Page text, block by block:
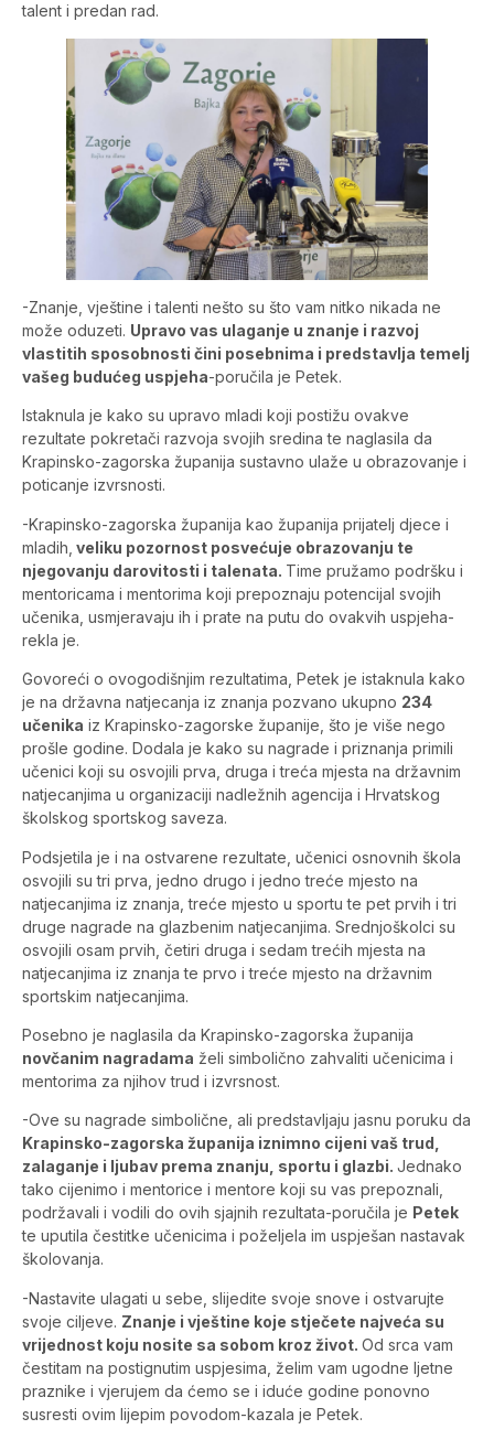
talent i predan rad.
-Znanje, vještine i talenti nešto su što vam nitko nikada ne
može oduzeti. Upravo vas ulaganje u znanje i razvoj
vlastitih sposobnosti čini posebnima i predstavlja temelj
vašeg budućeg uspjeha-poručila je Petek.
Istaknula je kako su upravo mladi koji postižu ovakve
rezultate pokretači razvoja svojih sredina te naglasila da
Krapinsko-zagorska županija sustavno ulaže u obrazovanje i
poticanje izvrsnosti.
-Krapinsko-zagorska županija kao županija prijatelj djece i
mladih, veliku pozornost posvećuje obrazovanju te
njegovanju darovitosti i talenata. Time pružamo podršku i
mentoricama i mentorima koji prepoznaju potencijal svojih
učenika, usmjeravaju ih i prate na putu do ovakvih uspjeha-
rekla je.
Govoreći o ovogodišnjim rezultatima, Petek je istaknula kako
je na državna natjecanja iz znanja pozvano ukupno 234
učenika iz Krapinsko-zagorske županije, što je više nego
prošle godine. Dodala je kako su nagrade i priznanja primili
učenici koji su osvojili prva, druga i treća mjesta na državnim
natjecanjima u organizaciji nadležnih agencija i Hrvatskog
školskog sportskog saveza.
Podsjetila je i na ostvarene rezultate, učenici osnovnih škola
osvojili su tri prva, jedno drugo i jedno treće mjesto na
natjecanjima iz znanja, treće mjesto u sportu te pet prvih i tri
druge nagrade na glazbenim natjecanjima. Srednjoškolci su
osvojili osam prvih, četiri druga i sedam trećih mjesta na
natjecanjima iz znanja te prvo i treće mjesto na državnim
sportskim natjecanjima.
Posebno je naglasila da Krapinsko-zagorska županija
novčanim nagradama želi simbolično zahvaliti učenicima i
mentorima za njihov trud i izvrsnost.
-Ove su nagrade simbolične, ali predstavljaju jasnu poruku da
Krapinsko-zagorska županija iznimno cijeni vaš trud,
zalaganje i ljubav prema znanju, sportu i glazbi. Jednako
tako cijenimo i mentorice i mentore koji su vas prepoznali,
podržavali i vodili do ovih sjajnih rezultata-poručila je Petek
te uputila čestitke učenicima i poželjela im uspješan nastavak
školovanja.
-Nastavite ulagati u sebe, slijedite svoje snove i ostvarujte
svoje ciljeve. Znanje i vještine koje stječete najveća su
vrijednost koju nosite sa sobom kroz život. Od srca vam
čestitam na postignutim uspjesima, želim vam ugodne ljetne
praznike i vjerujem da ćemo se i iduće godine ponovno
susresti ovim lijepim povodom-kazala je Petek.